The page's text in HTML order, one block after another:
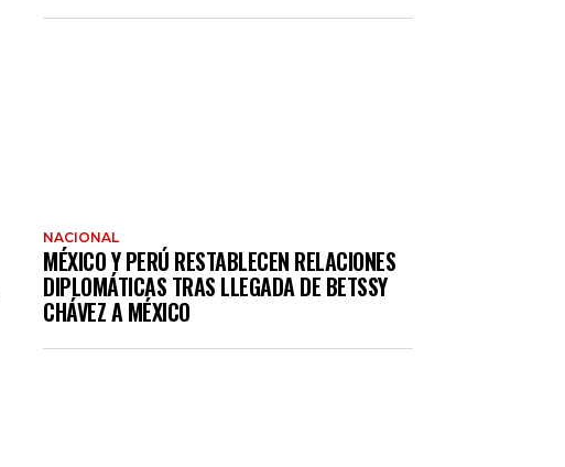
NACIONAL
MÉXICO Y PERÚ RESTABLECEN RELACIONES
DIPLOMÁTICAS TRAS LLEGADA DE BETSSY
CHÁVEZ A MÉXICO